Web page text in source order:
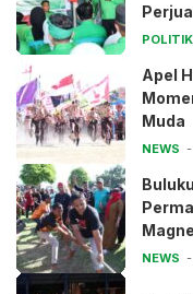
POLITIK
Apel
Muda
NEWS
NEWS